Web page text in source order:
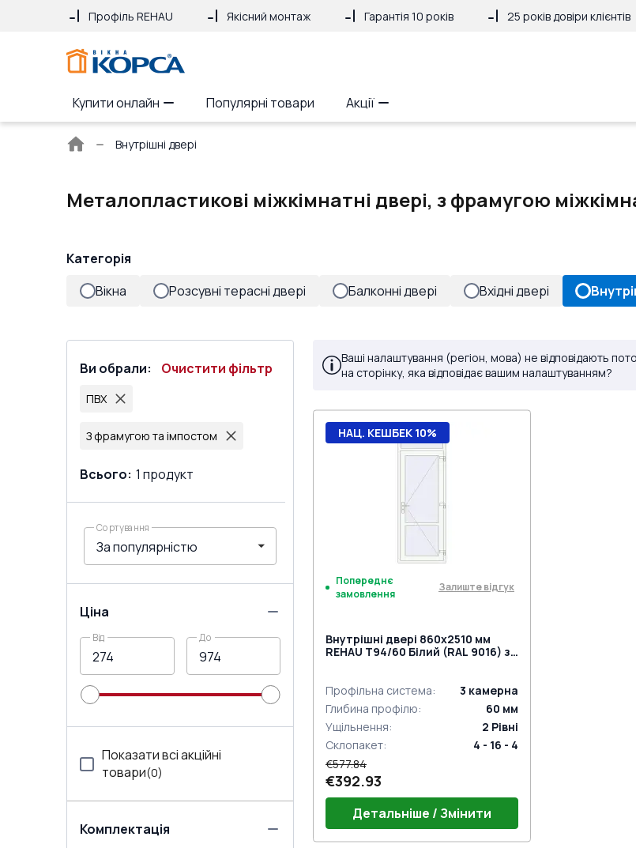
Профіль REHAU Якісний монтаж Гарантія 10 років 25 років довіри клієнтів
Купити онлайн Популярні товари Акції
Головна
Внутрішні двері
Металопластикові міжкімнатні двері, з фрамугою
Категорія
Вікна
Розсувні терасні двері Балконні двері Вхідні двері
Ви обрали: Очистити фільтр
ПВХ
З фрамугою та імпостом
Всього: 1 продукт
Сортування
Ціна
Від До
Показати всі акційні
товари(0)
Комплектація
Ваші налаштування (регіон, мова) не відповідають
на сторінку, яка відповідає вашим налаштуванням?
НАЦ. КЕШБЕК 10%
Попереднє
замовлення
Залиште відгук
Внутрішні двері 860x2510 мм
REHAU Т94/60 Білий (RAL 9016) з
Профільна система: 3 камерна
Глибина профілю: 60 мм
Ущільнення: 2 Рівні
Склопакет:
4 - 16 - 4
€577.84
€392.93
Детальніше / Змінити